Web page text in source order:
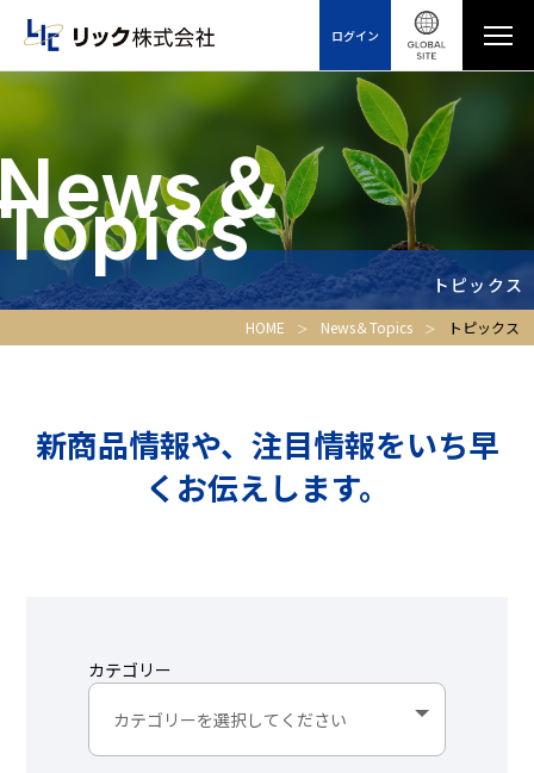
ログイン
＆
トピックス
HOME News＆Topics トピックス
新商品情報や、注目情報をいち早
くお伝えします。
カテゴリー